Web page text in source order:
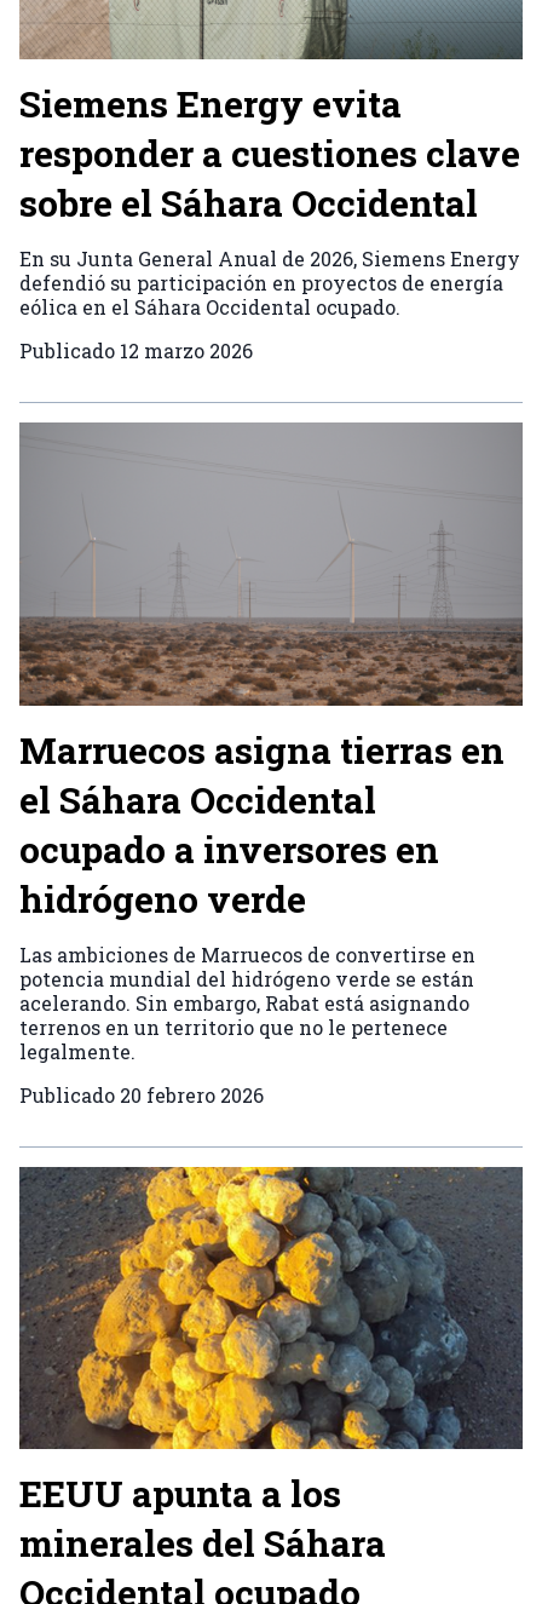
Siemens Energy evita
responder a cuestiones clave
sobre el Sáhara Occidental
En su Junta General Anual de 2026, Siemens Energy
defendió su participación en proyectos de energía
eólica en el Sáhara Occidental ocupado.
Publicado 12 marzo 2026
Marruecos asigna tierras en
el Sáhara Occidental
ocupado a inversores en
hidrógeno verde
Las ambiciones de Marruecos de convertirse en
potencia mundial del hidrógeno verde se están
acelerando. Sin embargo, Rabat está asignando
terrenos en un territorio que no le pertenece
legalmente.
Publicado 20 febrero 2026
EEUU apunta a los
minerales del Sáhara
Occidental ocupado